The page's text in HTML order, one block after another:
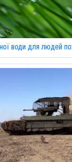
води для людей